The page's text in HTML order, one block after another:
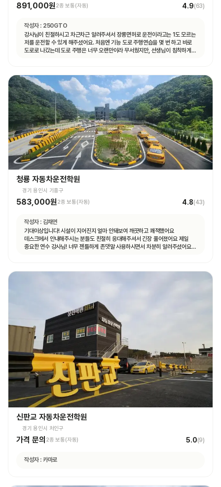
891,000원 2종 보통(자동) 4.9(63)
작성자 : 250GTO
강사님이 친절하시고 차근차근 알려주셔서 장롱면허로 운전이라고는 1도 모르는
저를 운전할 수 있게 해주셨어요. 처음엔 기능 도로 주행연습을 몇 번 하고 바로
도로로 나갔는데 도로 주행은 너무 오랜만이라 무서웠지만, 선생님이 침착하게
청룡 자동차운전학원
경기 용인시 기흥구
583,000원 2종 보통(자동) 4.8(43)
작성자 : 김채연
기대이상입니다! 시설이 지어진지 얼마 안돼보여 깨끗하고 쾌적했어요
데스크에서 안내해주시는 분들도 친절히 응대해주셔서 긴장 풀어졌어요 제일
중요한 연수 강사님! 너무 젠틀하게 존댓말 사용하시면서 차분히 알려주셨어요
신판교 자동차운전학원
경기 용인시 처인구
가격 문의 2종 보통(자동) 5.0(9)
작성자 : 카마로